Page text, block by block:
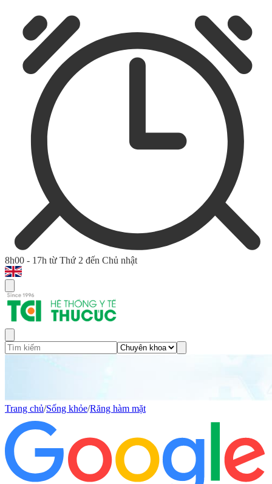
8h00 - 17h từ Thứ 2 đến Chủ nhật
Trang chủ/Sống khỏe/Răng hàm mặt